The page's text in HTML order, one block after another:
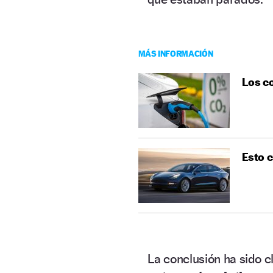
MÁS INFORMACIÓN
Los
Esto
La conclusión ha sido